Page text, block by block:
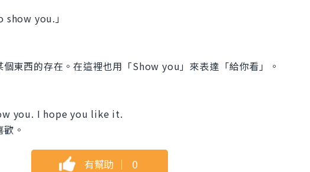
you.」
東西的存在。在這裡也用「Show you」來表達「給你看」。
you. I hope you like it.
。
有幫助 ｜ 0